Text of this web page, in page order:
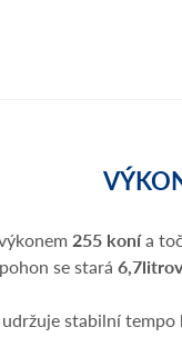
255 konía
se stará
stabilní